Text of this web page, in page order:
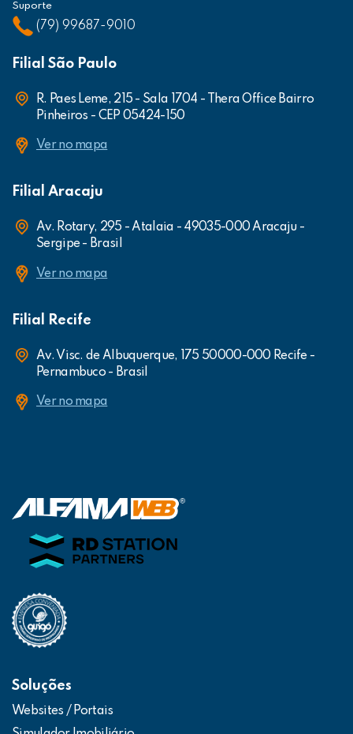
Suporte
(79) 99687-9010
Filial São Paulo
R. Paes Leme, 215 - Sala 1704 - Thera Office Bairro
Pinheiros - CEP 05424-150
Ver no mapa
Filial Aracaju
Av. Rotary, 295 - Atalaia - 49035-000 Aracaju -
Sergipe - Brasil
Ver no mapa
Filial Recife
Av. Visc. de Albuquerque, 175 50000-000 Recife -
Pernambuco - Brasil
Ver no mapa
Soluções
Websites / Portais